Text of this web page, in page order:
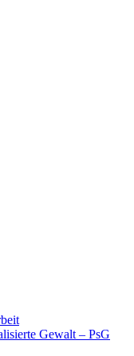
Gewalt – PsG